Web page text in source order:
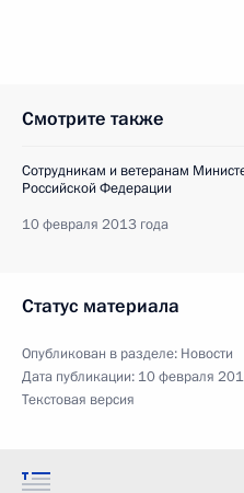
Смотрите также
Сотрудникам и ветеранам
Российской Федерации
10 февраля 2013 года
Статус материала
Опубликован в разделе: Новости
Дата публикации: 10 февраля
Текстовая версия